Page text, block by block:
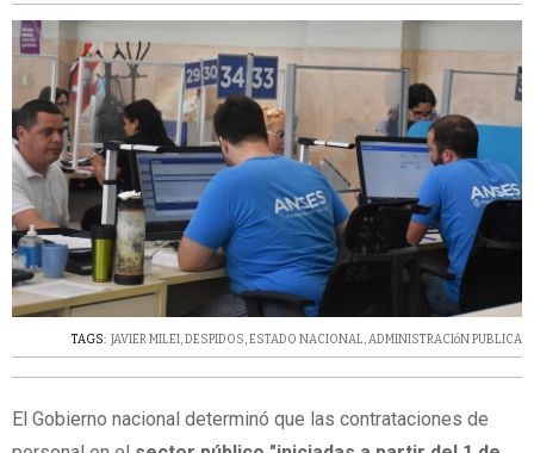
TAGS: JAVIER MILEI,DESPIDOS,ESTADO NACIONAL,ADMINISTRACIóN PUBLICA
El Gobierno nacional determinó que las contrataciones de